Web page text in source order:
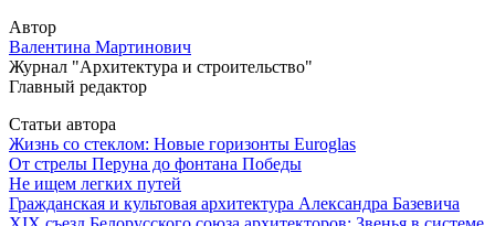
Автор
Валентина Мартинович
Журнал "Архитектура и строительство"
Главный редактор
Статьи автора
Жизнь со стеклом: Новые горизонты Euroglas
От стрелы Перуна до фонтана Победы
Не ищем легких путей
Гражданская и культовая архитектура Александра Базевича